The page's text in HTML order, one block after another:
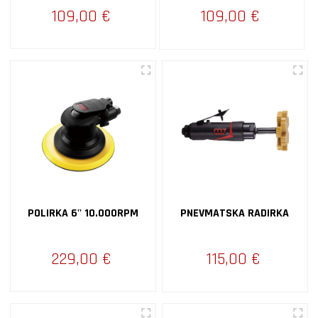
109,00 € 109,00 €
POLIRKA 6'' 10.000RPM
229,00 €
PNEVMATSKA RADIRKA
115,00 €